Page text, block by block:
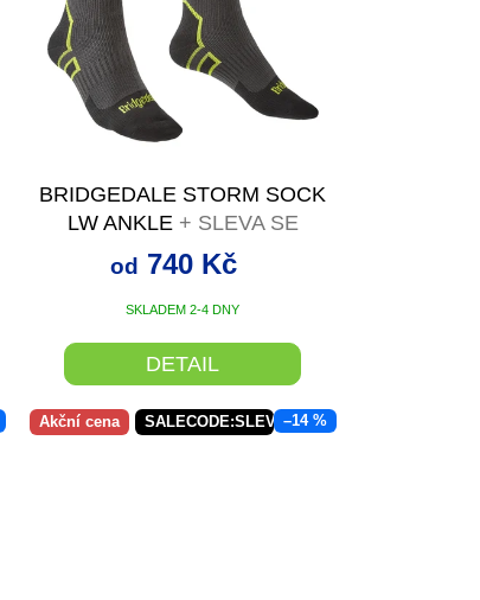
BRIDGEDALE STORM SOCK
LW ANKLE + SLEVA SE
SLEVOVÝM KÓDEM
SKLADEM 2-4 DNY
od 740 Kč
DETAIL
Akční cena SALECODE:SLEVAX5:5:%
–14 %